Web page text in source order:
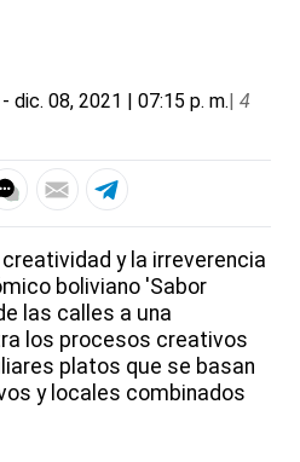
- dic. 08, 2021 | 07:15 p. m.| 4
creatividad y la irreverencia
boliviano 'Sabor
las calles a una
los procesos creativos
platos que se basan
y locales combinados